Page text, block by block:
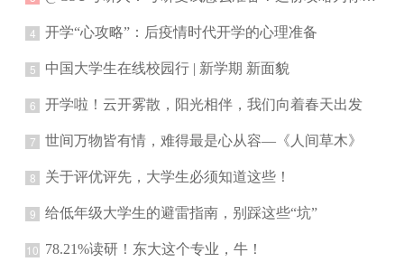
4 开学“心攻略”：后疫情时代开学的心理准备
5 中国大学生在线校园行 | 新学期 新面貌
6 开学啦！云开雾散，阳光相伴，我们向着春天出发
7 世间万物皆有情，难得最是心从容—《人间草木》
8 关于评优评先，大学生必须知道这些！
9 给低年级大学生的避雷指南，别踩这些“坑”
10 78.21%读研！东大这个专业，牛！